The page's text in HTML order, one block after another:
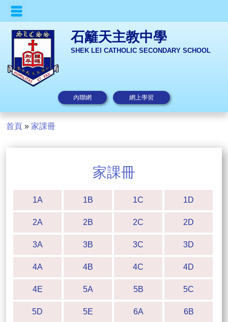
石籬天主教中學
SHEK LEI CATHOLIC SECONDARY SCHOOL
內聯網 網上學習
首頁 » 家課冊
家課冊
1A 1B 1C 1D
2A 2B 2C 2D
3A 3B 3C 3D
4A 4B 4C 4D
4E 5A 5B 5C
5D 5E 6A 6B